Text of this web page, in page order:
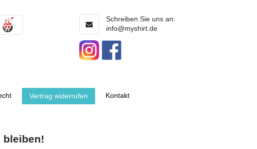
Schreiben Sie uns an:
info@myshirt.de
Vertrag widerrufen Kontakt
bleiben!